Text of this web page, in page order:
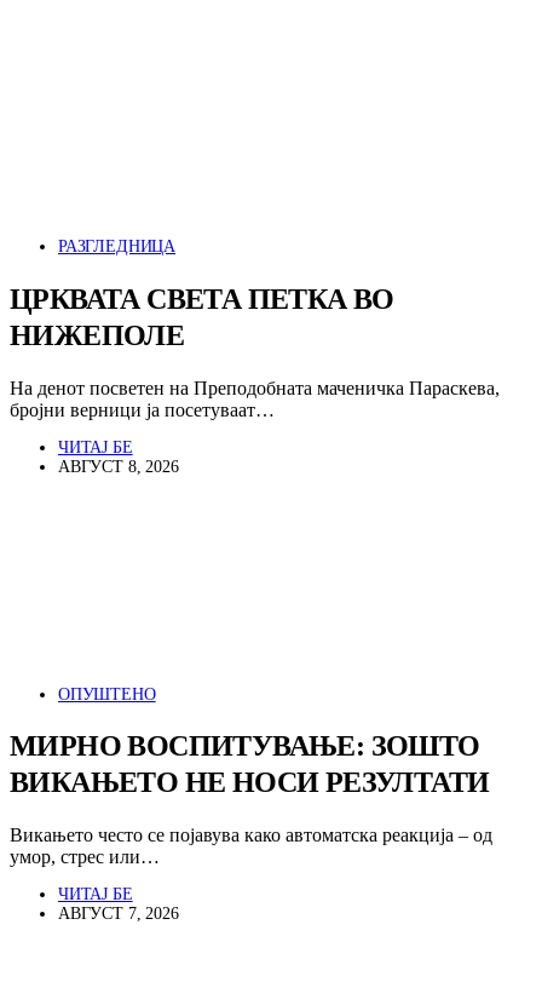
РАЗГЛЕДНИЦА
ЦРКВАТА СВЕТА ПЕТКА ВО
НИЖЕПОЛЕ
На денот посветен на Преподобната маченичка Параскева,
бројни верници ја посетуваат…
ЧИТАЈ БЕ
АВГУСТ 8, 2026
ОПУШТЕНО
МИРНО ВОСПИТУВАЊЕ: ЗОШТО
ВИКАЊЕТО НЕ НОСИ РЕЗУЛТАТИ
Викањето често се појавува како автоматска реакција – од
умор, стрес или…
ЧИТАЈ БЕ
АВГУСТ 7, 2026